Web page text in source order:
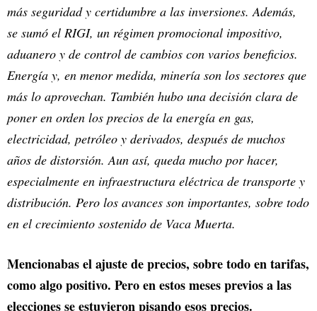
más seguridad y certidumbre a las inversiones. Además,
se sumó el RIGI, un régimen promocional impositivo,
aduanero y de control de cambios con varios beneficios.
Energía y, en menor medida, minería son los sectores que
más lo aprovechan. También hubo una decisión clara de
poner en orden los precios de la energía en gas,
electricidad, petróleo y derivados, después de muchos
años de distorsión. Aun así, queda mucho por hacer,
especialmente en infraestructura eléctrica de transporte y
distribución. Pero los avances son importantes, sobre todo
en el crecimiento sostenido de Vaca Muerta.
Mencionabas el ajuste de precios, sobre todo en tarifas,
como algo positivo. Pero en estos meses previos a las
elecciones se estuvieron pisando esos precios.